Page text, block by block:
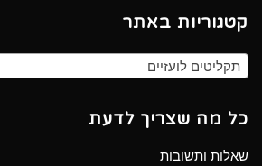
קטגוריות באתר
תקליטים לועזיים
כל מה שצריך לדעת
שאלות ותשובות